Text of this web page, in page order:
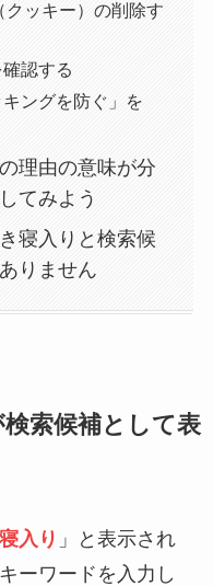
ッキー）の削除す
認する
キングを防ぐ」を
理由の意味が分
てみよう
寝入りと検索候
りません
索候補として表
入り 」と表示され
ーワードを入力し